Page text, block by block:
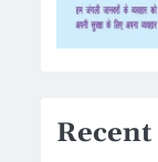
Recent